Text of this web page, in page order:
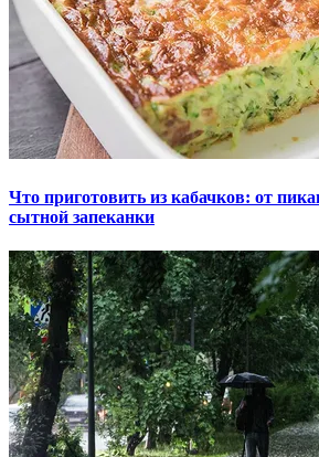
Что приготовить из кабачков: от
сытной запеканки